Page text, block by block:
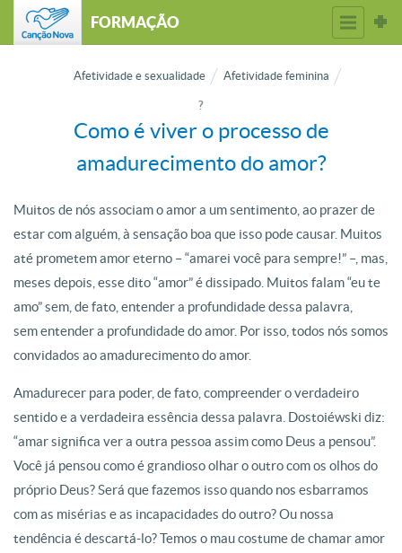
FORMAÇÃO
Afetividade e sexualidade Afetividade feminina
?
Como é viver o processo de
amadurecimento do amor?
Muitos de nós associam o amor a um sentimento, ao prazer de
estar com alguém, à sensação boa que isso pode causar. Muitos
até prometem amor eterno – “amarei você para sempre!” –, mas,
meses depois, esse dito “amor” é dissipado. Muitos falam “eu te
amo” sem, de fato, entender a profundidade dessa palavra,
sem entender a profundidade do amor. Por isso, todos nós somos
convidados ao amadurecimento do amor.
Amadurecer para poder, de fato, compreender o verdadeiro
sentido e a verdadeira essência dessa palavra. Dostoiéwski diz:
“amar significa ver a outra pessoa assim como Deus a pensou”.
Você já pensou como é grandioso olhar o outro com os olhos do
próprio Deus? Será que fazemos isso quando nos esbarramos
com as misérias e as incapacidades do outro? Ou nossa
tendência é descartá-lo? Temos o mau costume de chamar amor